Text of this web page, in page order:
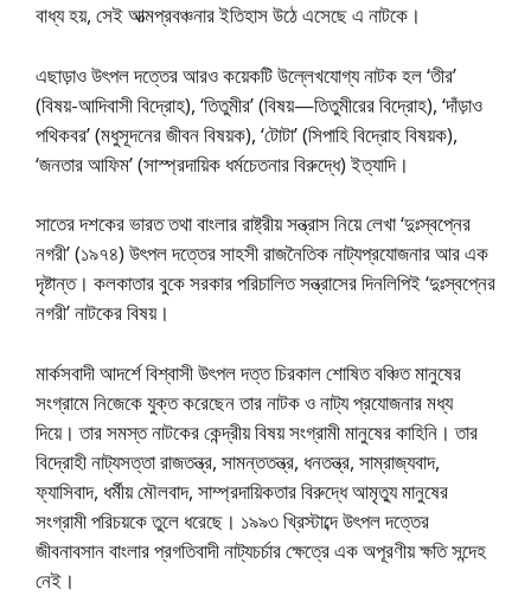
বাধ্য হয়, সেই আত্মপ্রবঞ্চনার ইতিহাস উঠে এসেছে এ নাটকে।
এছাড়াও উৎপল দত্তের আরও কয়েকটি উল্লেখযােগ্য নাটক হল ‘তীর’
(বিষয়-আদিবাসী বিদ্রোহ), ‘তিতুমীর’ (বিষয়—তিতুমীরের বিদ্রোহ), ‘দাঁড়াও
পথিকবর’ (মধুসূদনের জীবন বিষয়ক), ‘টোটা’ (সিপাহি বিদ্রোহ বিষয়ক),
‘জনতার আফিম’ (সাস্প্রদায়িক ধর্মচেতনার বিরুদ্ধে) ইত্যাদি।
সাতের দশকের ভারত তথা বাংলার রাষ্ট্রীয় সন্ত্রাস নিয়ে লেখা ‘দুঃস্বপ্নের
নগরী’ (১৯৭৪) উৎপল দত্তের সাহসী রাজনৈতিক নাট্যপ্রযােজনার আর এক
দৃষ্টান্ত। কলকাতার বুকে সরকার পরিচালিত সন্ত্রাসের দিনলিপিই ‘দুঃস্বপ্নের
নগরী’ নাটকের বিষয়।
মার্কসবাদী আদর্শে বিশ্বাসী উৎপল দত্ত চিরকাল শােষিত বঞ্চিত মানুষের
সংগ্রামে নিজেকে যুক্ত করেছেন তার নাটক ও নাট্য প্রযােজনার মধ্য
দিয়ে। তার সমস্ত নাটকের কেন্দ্রীয় বিষয় সংগ্রামী মানুষের কাহিনি। তার
বিদ্রোহী নাট্যসত্তা রাজতন্ত্র, সামন্ততন্ত্র, ধনতন্ত্র, সাম্রাজ্যবাদ,
ফ্যাসিবাদ, ধর্মীয় মৌলবাদ, সাম্প্রদায়িকতার বিরুদ্ধে আমৃত্যু মানুষের
সংগ্রামী পরিচয়কে তুলে ধরেছে। ১৯৯৩ খ্রিস্টাব্দে উৎপল দত্তের
জীবনাবসান বাংলার প্রগতিবাদী নাট্যচর্চার ক্ষেত্রে এক অপূরণীয় ক্ষতি সন্দেহ
নেই।